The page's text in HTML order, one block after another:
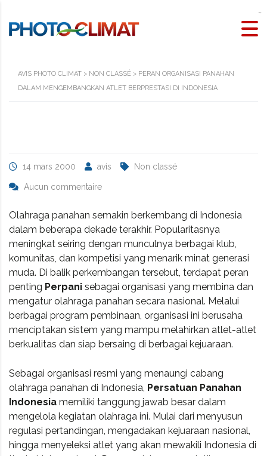
AVIS PHOTO CLIMAT > NON CLASSÉ > PERAN ORGANISASI PANAHAN
DALAM MENGEMBANGKAN ATLET BERPRESTASI DI INDONESIA
14 mars 2000 avis Non classé
Aucun commentaire
Olahraga panahan semakin berkembang di Indonesia
dalam beberapa dekade terakhir. Popularitasnya
meningkat seiring dengan munculnya berbagai klub,
komunitas, dan kompetisi yang menarik minat generasi
muda. Di balik perkembangan tersebut, terdapat peran
penting Perpani sebagai organisasi yang membina dan
mengatur olahraga panahan secara nasional. Melalui
berbagai program pembinaan, organisasi ini berusaha
menciptakan sistem yang mampu melahirkan atlet-atlet
berkualitas dan siap bersaing di berbagai kejuaraan.
Sebagai organisasi resmi yang menaungi cabang
olahraga panahan di Indonesia, Persatuan Panahan
Indonesia memiliki tanggung jawab besar dalam
mengelola kegiatan olahraga ini. Mulai dari menyusun
regulasi pertandingan, mengadakan kejuaraan nasional,
hingga menyeleksi atlet yang akan mewakili Indonesia di